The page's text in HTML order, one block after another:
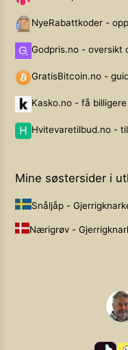
NyeRabattkoder -
Godpris.no - oversikt
GratisBitcoin.no -
Kasko.no - få
Hvitevaretilbud.no -
Mine søstersider i
Snåljåp -
Nærigrøv -